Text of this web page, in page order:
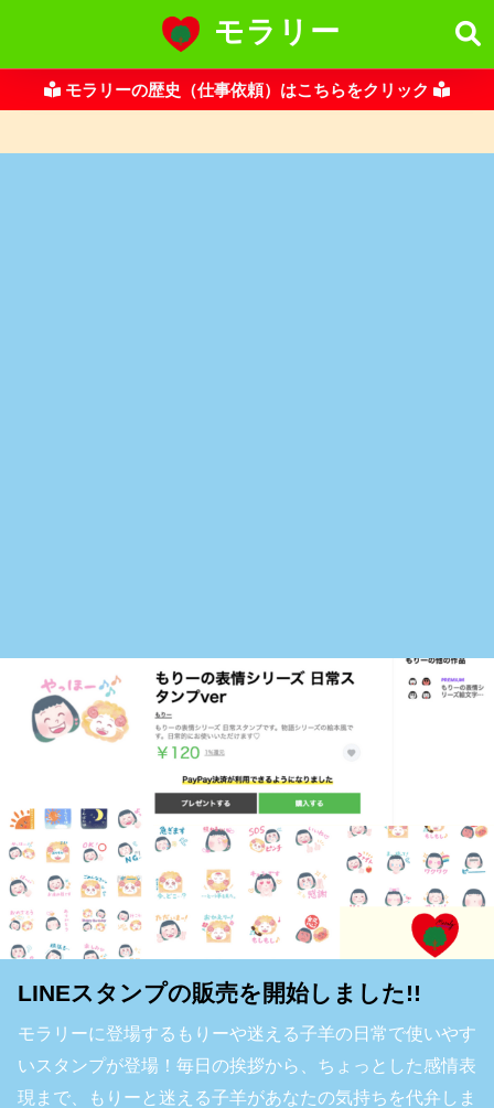
モラリー
モラリーの歴史（仕事依頼）はこちらをクリック
LINEスタンプの販売を開始しました!!
モラリーに登場するもりーや迷える子羊の日常で使いやす
いスタンプが登場！毎日の挨拶から、ちょっとした感情表
現まで、もりーと迷える子羊があなたの気持ちを代弁しま